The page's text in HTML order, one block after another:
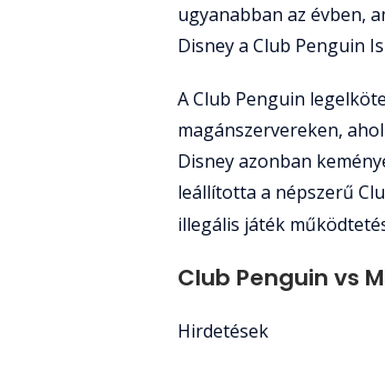
ugyanabban az évben,
Disney a Club Penguin
A Club Penguin
magánszervereken,
Disney azonban
leállította a népszerű
illegális játék
Club Penguin vs
Hirdetések